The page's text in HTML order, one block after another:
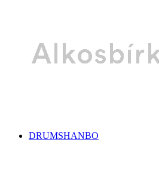
DRUMSHANBO